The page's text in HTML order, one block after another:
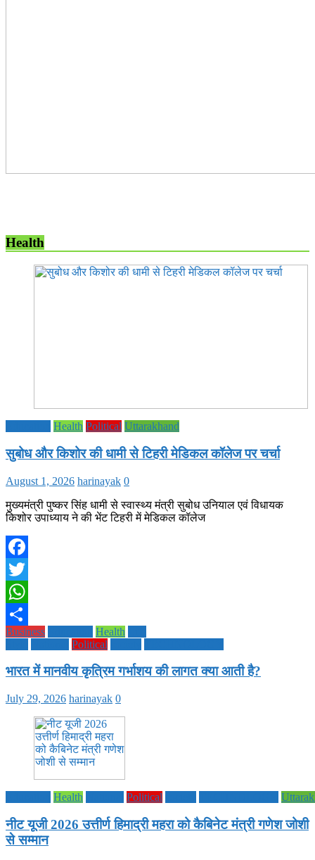
Health
Health Political Uttarakhand
सुबोध और किशोर की धामी से टिहरी मेडिकल कॉलेज पर चर्चा
August 1, 2026 harinayak 0
मुख्यमंत्री पुष्कर सिंह धामी से स्वास्थ्य मंत्री सुबोध उनियाल एवं विधायक
किशोर उपाध्याय ने की भेंट टिहरी में मेडिकल कॉलेज
Facebook
Twitter
WhatsApp
Share
Business Health
Political
भारत में मानवीय कृत्रिम गर्भाशय की लागत क्या आती है?
July 29, 2026 harinayak 0
Health Political
नीट यूजी 2026 उत्तीर्ण हिमाद्री महरा को कैबिनेट मंत्री गणेश जोशी
से सम्मान